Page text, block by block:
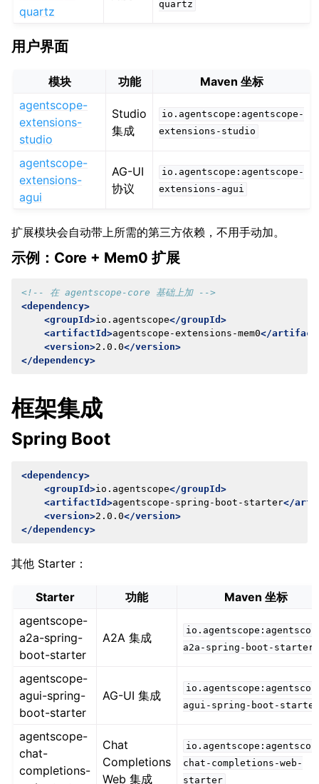
quartz
quartz
用户界面
模块 功能
Maven 坐标
agentscope-
extensions-
studio
Studio
集成
io.agentscope:agentscope-
extensions-studio
agentscope-
extensions-
agui
AG-UI
协议
io.agentscope:agentscope-
extensions-agui
扩展模块会自动带上所需的第三方依赖，不用手动加。
示例：Core + Mem0 扩展
<!-- 在 agentscope-core 基础上加 -->
<dependency>
<groupId>io.agentscope</groupId>
<artifactId>agentscope-extensions-mem0</
<version>2.0.0</version>
</dependency>
框架集成
Spring Boot
<dependency>
<groupId>io.agentscope</groupId>
<artifactId>agentscope-spring-boot-starter</
<version>2.0.0</version>
</dependency>
其他 Starter：
Starter 功能
Maven 坐标
agentscope-
a2a-spring-
boot-starter
A2A 集成
a2a-spring-boot-starter
agentscope-
agui-spring-
boot-starter
AG-UI 集成
agui-spring-boot-
agentscope-
chat-
completions-
Chat
Completions
Web 集成
chat-completions-web-
starter